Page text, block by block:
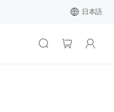
日本語